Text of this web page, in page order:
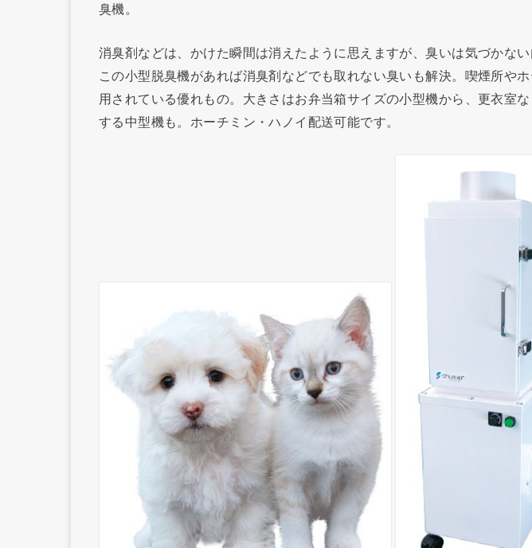
臭機。
消臭剤などは、かけた瞬間は消えたように思えますが、臭いは気づかない
この小型脱臭機があれば消臭剤などでも取れない臭いも解決。喫煙所や
用されている優れもの。大きさはお弁当箱サイズの小型機から、更衣室
する中型機も。ホーチミン・ハノイ配送可能です。